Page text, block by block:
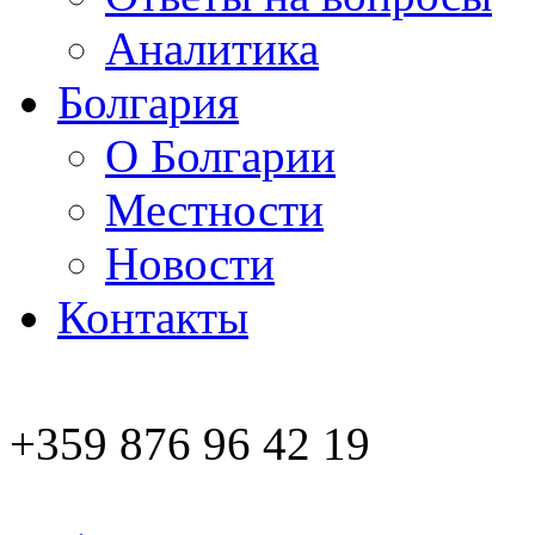
Аналитика
Болгария
О Болгарии
Местности
Новости
Контакты
+359 876 96 42 19